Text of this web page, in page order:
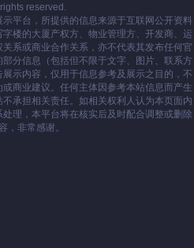
reserved.
平台，所提供的信息来源于互联网公开资料
楼的大厦产权方、物业管理方、开发商、运
系或商业合作关系，亦不代表其发布任何官
分信息（包括但不限于文字、图片、联系方
示内容，仅用于信息参考及展示之目的，不
商业建议。任何主体因参考本站信息而产生
承担相关责任。如相关权利人认为本页面内
理，本平台将在核实后及时配合调整或删除
，非常感谢。